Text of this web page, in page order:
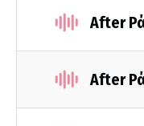
After
After